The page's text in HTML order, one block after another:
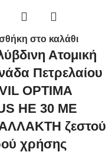
στο καλάθι
Ατομική
Πετρελαίου
OPTIMA
HE 30 ME
ζεστού
χρήσης